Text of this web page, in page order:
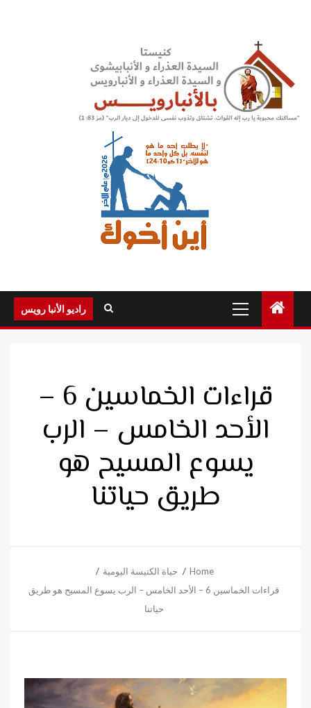
Menu
راديو الأنبا رويس
قراءات الخماسين 6 –
الأحد الخامس – الرب
يسوع المسيح هو
طريق حياتنا
Home
حياة الكنيسة اليومية
قراءات الخماسين 6 – الأحد الخامس – الرب يسوع المسيح هو طريق
حياتنا